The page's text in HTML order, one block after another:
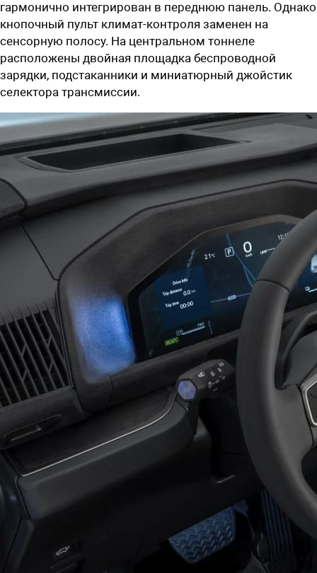
гармонично интегрирован в переднюю панель. Однако
кнопочный пульт климат-контроля заменен на
сенсорную полосу. На центральном тоннеле
расположены двойная площадка беспроводной
зарядки, подстаканники и миниатюрный джойстик
селектора трансмиссии.